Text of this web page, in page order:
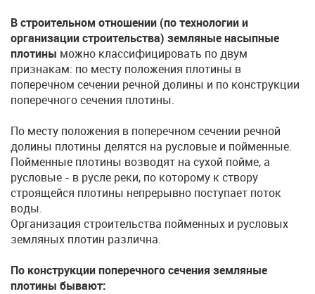
В строительном отношении (по технологии и
организации строительства) земляные насыпные
плотины можно классифицировать по двум
признакам: по месту положения плотины в
поперечном сечении речной долины и по конструкции
поперечного сечения плотины.
По месту положения в поперечном сечении речной
долины плотины делятся на русловые и пойменные.
Пойменные плотины возводят на сухой пойме, а
русловые - в русле реки, по которому к створу
строящейся плотины непрерывно поступает поток
воды.
Организация строительства пойменных и русловых
земляных плотин различна.
По конструкции поперечного сечения земляные
плотины бывают: